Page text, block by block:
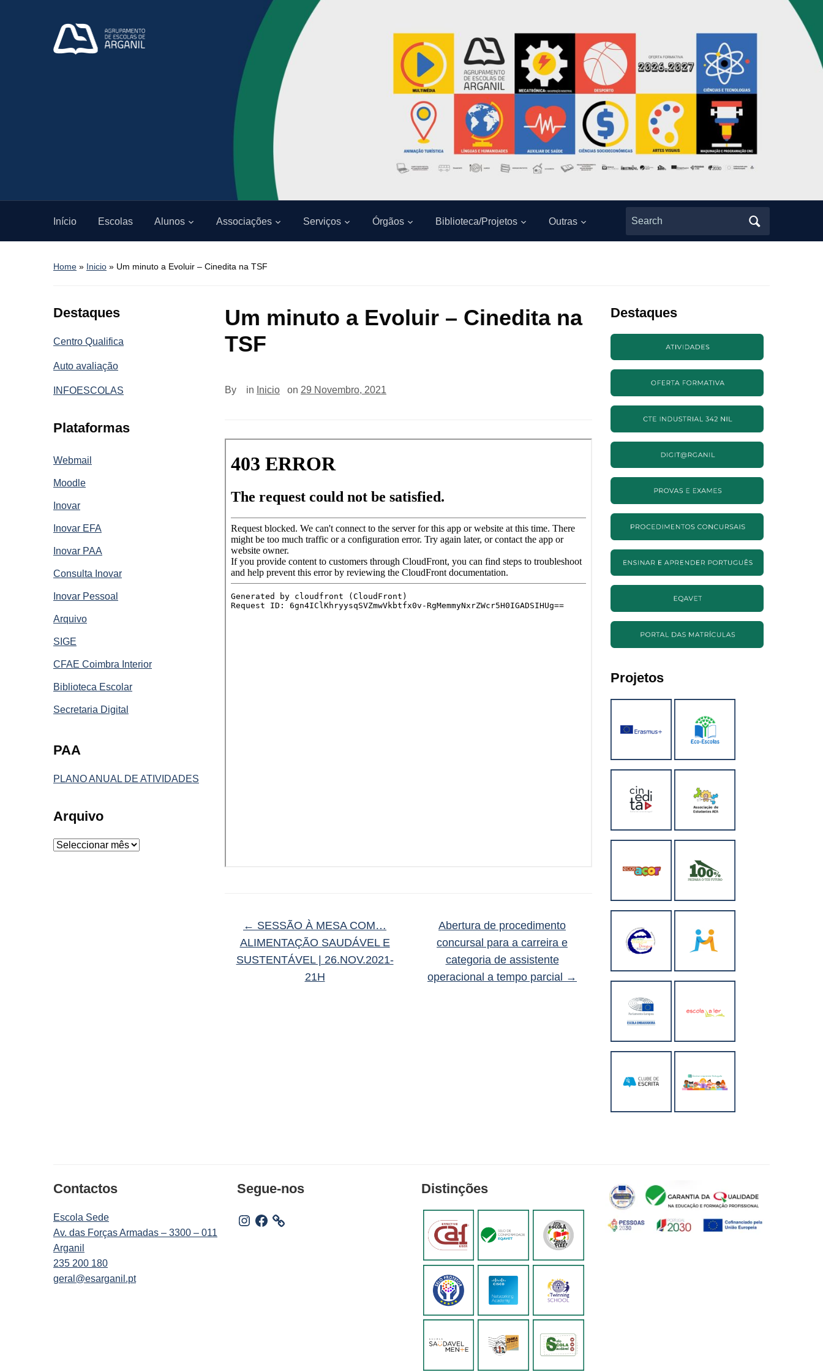
Início Escolas Alunos Associações Serviços Órgãos Biblioteca/Projetos Outras
Search
for:
Home » Inicio » Um minuto a Evoluir – Cinedita na TSF
Destaques
Centro Qualifica
Auto avaliação
INFOESCOLAS
Plataformas
Webmail
Moodle
Inovar
Inovar EFA
Inovar PAA
Consulta Inovar
Inovar Pessoal
Arquivo
SIGE
CFAE Coimbra Interior
Biblioteca Escolar
Secretaria Digital
PAA
PLANO ANUAL DE ATIVIDADES
Arquivo
Arquivo
Um minuto a Evoluir – Cinedita na
TSF
By in Inicio on 29 Novembro, 2021
← SESSÃO À MESA COM…
ALIMENTAÇÃO SAUDÁVEL E
SUSTENTÁVEL | 26.NOV.2021-
21H
Abertura de procedimento
concursal para a carreira e
categoria de assistente
operacional a tempo parcial →
Destaques
Projetos
Contactos
Escola Sede
Av. das Forças Armadas – 3300 – 011
Arganil
235 200 180
geral@esarganil.pt
Segue-nos
Instagram
Facebook
Distinções